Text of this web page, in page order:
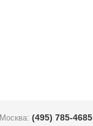
Москва: (495) 785-4685